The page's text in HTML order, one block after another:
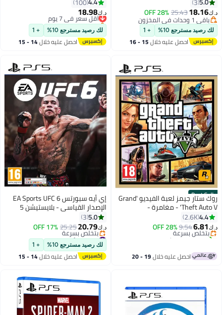
د.ك‏18.16
25.43
28% OFF
باقي 1 وحدات في المخزون
باقي 1 وحدات في المخزون
لك رصيد مسترجع 10% + 1
احصل عليه خلال 15 - 16
اغسطس
د.ك‏18.98
أقل سعر في 7 يوم
باقي 1 وحدات في المخزون
أقل سعر في 7 يوم
لك رصيد مسترجع 10% + 1
احصل عليه خلال 14 - 15
اغسطس
Best Seller روك ستار جيمز لعبة الفيديو 'Grand
Theft Auto V' - مغامرة -
playstation_5_ps5
4.4
2.6K
د.ك‏6.81
9.54
28% OFF
#2 في ألعاب الفيديو
أقل سعر في 30 يوم
بتخلّص بسرعة
تم بيع +300 مؤخرًا
احصل عليه خلال 19 - 20
إي أيه سبورتس EA Sports UFC 6
الإصدار القياسي - بلايستيشن 5
(PS5) - رياضات -
playstation_5_ps5
5.0
3
د.ك‏20.79
25.25
17% OFF
#42 في ألعاب الفيديو
أقل سعر في 30 يوم
بتخلّص بسرعة
#42 في ألعاب الفيديو
لك رصيد مسترجع 10% + 1
احصل عليه خلال 14 - 15